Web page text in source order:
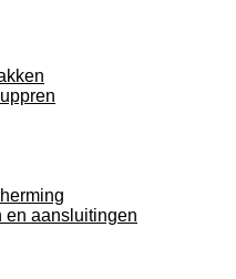
en aansluitingen